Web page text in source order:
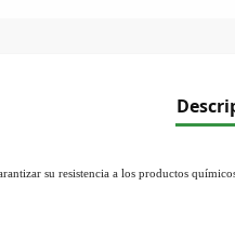
su resistencia a los productos